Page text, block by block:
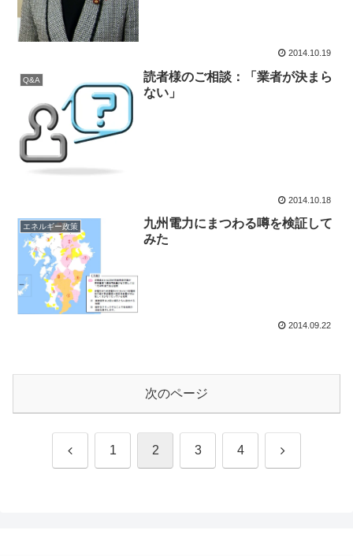
2014.10.19
Q&A
読者様のご相談：「業者が決まら
ない」
2014.10.18
エネルギー政策
九州電力にまつわる噂を検証して
みた
2014.09.22
次のページ
前 1 2 3 4 次